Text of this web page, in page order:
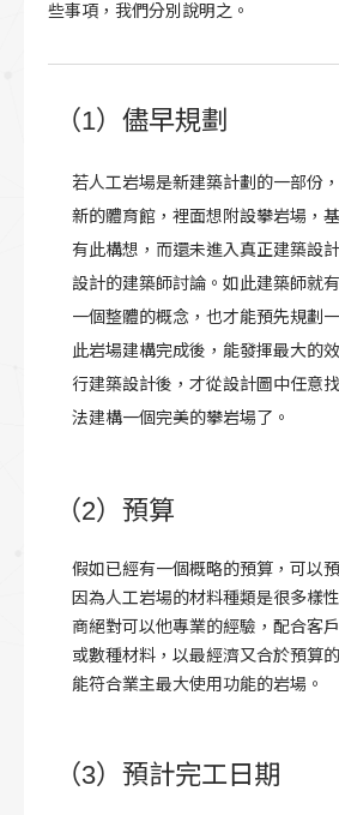
些事項，我們分別說明之。
（1）儘早規劃
若人工岩場是新建築計劃的一部份
新的體育館，裡面想附設攀岩場，
有此構想，而還未進入真正建築設
設計的建築師討論。如此建築師就
一個整體的概念，也才能預先規劃
此岩場建構完成後，能發揮最大的
行建築設計後，才從設計圖中任意
法建構一個完美的攀岩場了。
（2）預算
假如已經有一個概略的預算，可以
因為人工岩場的材料種類是很多樣
商絕對可以他專業的經驗，配合客
或數種材料，以最經濟又合於預算
能符合業主最大使用功能的岩場。
（3）預計完工日期